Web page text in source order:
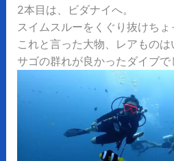
2本目は、ビダナイへ。
スイムスルーをくぐり抜けちょ
これと言った大物、レアもの
サゴの群れが良かったダイブで